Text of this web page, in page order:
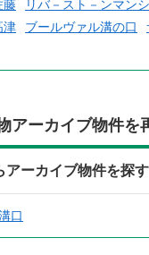
藤 リバ－スト－ンマン
津 ブールヴァル溝の口
アーカイブ物件を
ーカイブ物件を探す
口